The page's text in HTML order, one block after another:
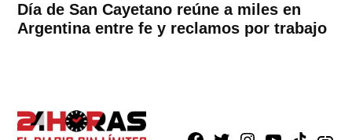
Día de San Cayetano reúne a miles en
Argentina entre fe y reclamos por trabajo